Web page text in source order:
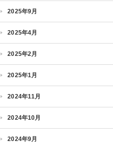
2025年9月
2025年4月
2025年2月
2025年1月
2024年11月
2024年10月
2024年9月